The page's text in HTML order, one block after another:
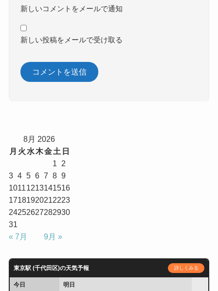
新しいコメントをメールで通知
新しい投稿をメールで受け取る
8月 2026
月 火 水 木金土 日
1
2
3 4 5 6 7 8 9
1011 1213141516
1718192021 2223
24252627282930
31
« 7月
9月 »
東京駅 (千代田区)の天気予報 詳しくみる
今日
明日